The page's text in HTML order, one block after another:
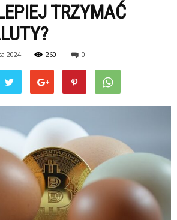
TRZYMAĆ
2024 260 0